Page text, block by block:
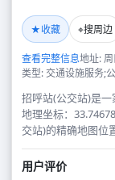
★收藏 ⌖搜周边
查看完整信息地址:
类型: 交通设施服务;
招呼站(公交站)是一
地理坐标：
交站)的精确地图位
用户评价